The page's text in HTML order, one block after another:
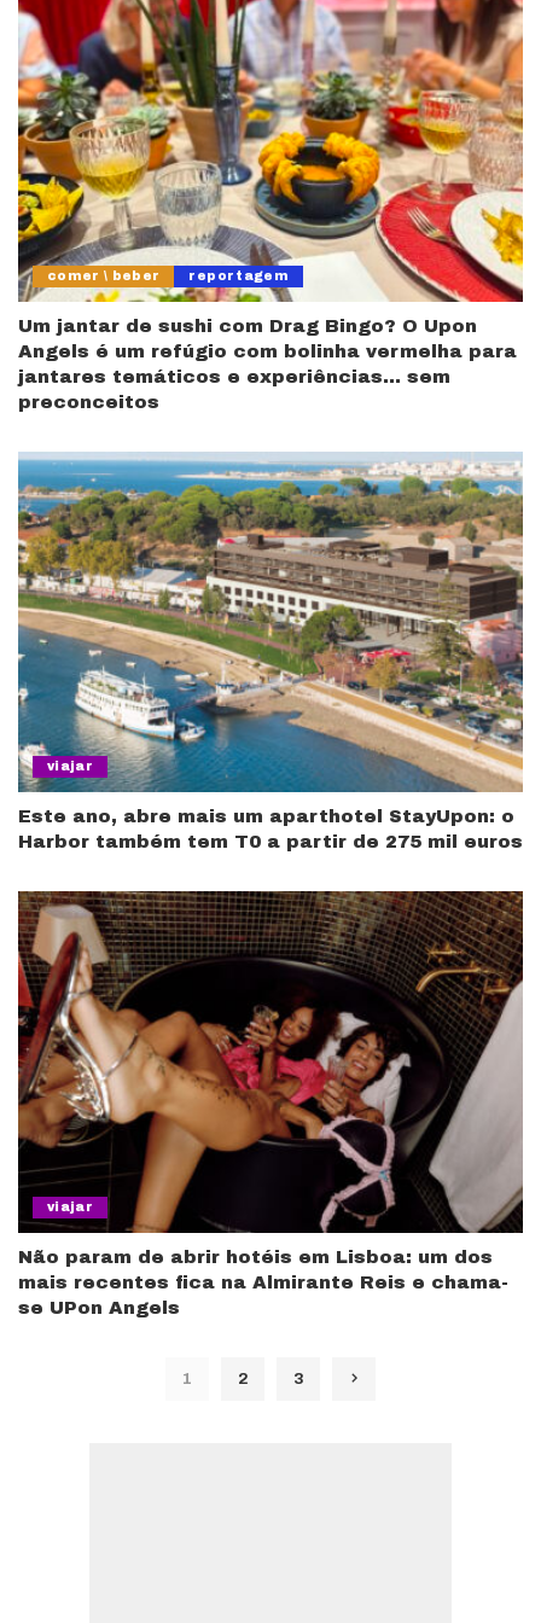
comer \ beber reportagem
Um jantar de sushi com Drag Bingo? O Upon
Angels é um refúgio com bolinha vermelha para
jantares temáticos e experiências… sem
preconceitos
viajar
Este ano, abre mais um aparthotel StayUpon: o
Harbor também tem T0 a partir de 275 mil euros
viajar
Não param de abrir hotéis em Lisboa: um dos
mais recentes fica na Almirante Reis e chama-
se UPon Angels
1 2 3